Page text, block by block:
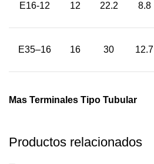
E16-12 12 22.2 8.8
E35–16 16 30 12.7
Mas Terminales Tipo Tubular
Productos relacionados